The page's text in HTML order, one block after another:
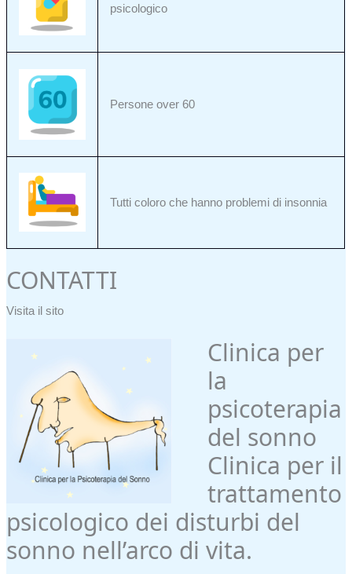
psicologico
Persone over 60
Tutti coloro che hanno problemi di insonnia
CONTATTI
Visita il sito
Clinica per
la
psicoterapia
del sonno
Clinica per il
trattamento
psicologico dei disturbi del
sonno nell’arco di vita.